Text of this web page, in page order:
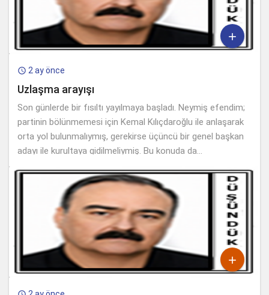

 2 ay önce
Uzlaşma arayışı
Son günlerde bir fısıltı yayılmaya başladı. Neymiş efendim;
partinin bölünmemesi için Kemal Kılıçdaroğlu ile anlaşarak
orta yol bulunmalıymış, gerekirse üçüncü bir genel başkan
adayı ile kurultaya gidilmeliymiş. Bu konuda da...
